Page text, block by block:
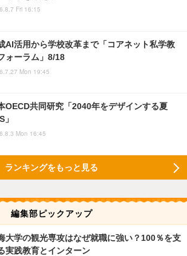
Fri 16:15
AI活用から学校改革まで「コアネット私学教
ォーラム」8/18
Mon 19:45
OECD共同研究「2040年をデザインする夏
」
Mon 16:45
ランキングをもっと見る
編集部ピックアップ
大学の観光専攻はなぜ就職に強い？100％を支
実践教育とインターン